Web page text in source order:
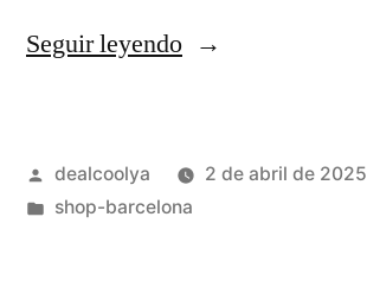
Seguir leyendo«camiseta
niño»
Publicado
por
dealcoolya
2 de abril de 2025
Publicado
shop-barcelona